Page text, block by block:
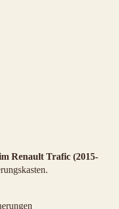
Renault Trafic (2015-